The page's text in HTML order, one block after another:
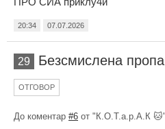
20:34 07.07.2026
29 Безсмислена
ОТГОВОР
До коментар #6 от "К.О.Т.а.р.А.К